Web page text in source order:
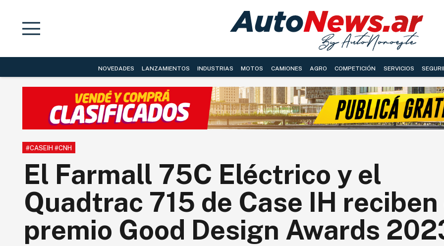
NOVEDADES LANZAMIENTOS INDUSTRIAS MOTOS CAMIONES AGRO COMPETICIÓN SERVICIOS
#CASEIH #CNH
El Farmall 75C Eléctrico y el
Quadtrac 715 de Case IH
premio Good Design Awards